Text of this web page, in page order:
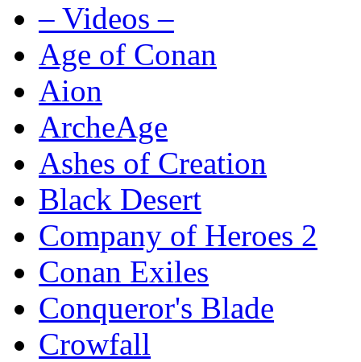
– Videos –
Age of Conan
Aion
ArcheAge
Ashes of Creation
Black Desert
Company of Heroes 2
Conan Exiles
Conqueror's Blade
Crowfall